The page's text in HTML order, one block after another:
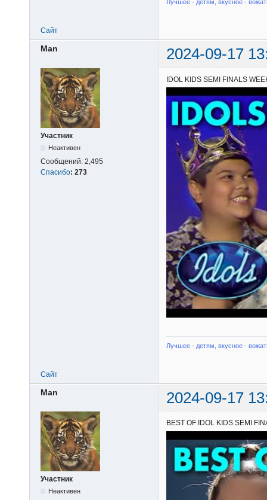
Лучшее - детям, вкусное -
Сайт
Man 2024-09-17
Участник
Неактивен
Сообщений: 2,495
Спасибо: 273
IDOL KIDS SEMI FINALS
Лучшее - детям, вкусное -
Сайт
Man 2024-09-17
Участник
Неактивен
BEST OF IDOL KIDS SEMI